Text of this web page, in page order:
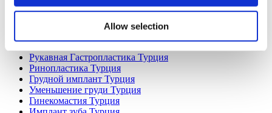
Allow selection
Hungary Клиники
Рукавная Гастропластика Турция
Ринопластика Турция
Грудной имплант Турция
Уменьшение груди Турция
Гинекомастия Турция